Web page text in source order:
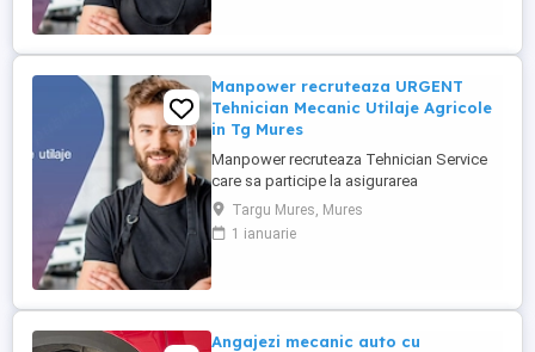
principale: - Efectueaza diagnoza tehnica
Manpower recruteaza URGENT
Tehnician Mecanic Utilaje Agricole
in Tg Mures
Manpower recruteaza Tehnician Service
care sa participe la asigurarea
mentenantei, diagnosticarii si repararii
utilajelor agricole (ex: tractoare, combine),
astfel incat acestea sa functioneze la
(mecanica, electrica, ...
Targu Mures, Mures
1 ianuarie
Angajezi mecanic auto cu